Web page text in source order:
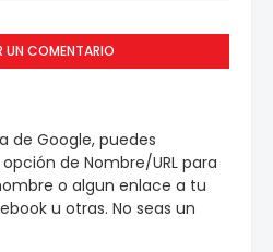
UN COMENTARIO
de Google, puedes
de Nombre/URL para
o algun enlace a tu
u otras. No seas un